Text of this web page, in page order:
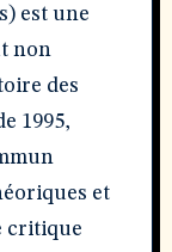
est une
non
des
1995,
et
critique